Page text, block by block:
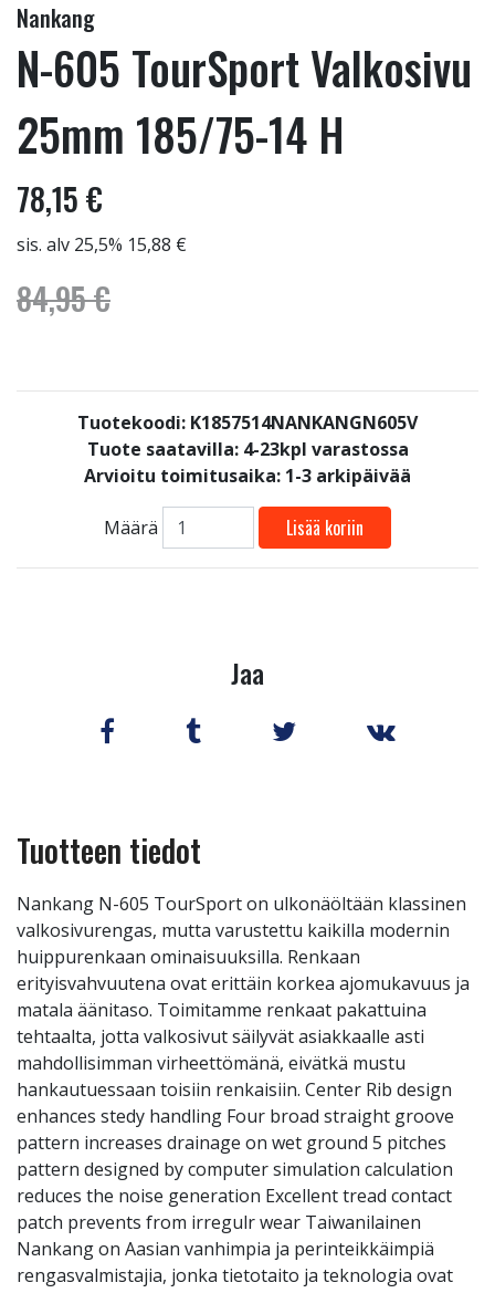
Nankang
N-605 TourSport Valkosivu
25mm 185/75-14 H
78,15 €
sis. alv 25,5% 15,88 €
84,95 €
Tuotekoodi: K1857514NANKANGN605V
Tuote saatavilla: 4-23kpl varastossa
Arvioitu toimitusaika: 1-3 arkipäivää
Määrä Lisää koriin
Jaa
Tuotteen tiedot
Nankang N-605 TourSport on ulkonäöltään klassinen
valkosivurengas, mutta varustettu kaikilla modernin
huippurenkaan ominaisuuksilla. Renkaan
erityisvahvuutena ovat erittäin korkea ajomukavuus ja
matala äänitaso. Toimitamme renkaat pakattuina
tehtaalta, jotta valkosivut säilyvät asiakkaalle asti
mahdollisimman virheettömänä, eivätkä mustu
hankautuessaan toisiin renkaisiin. Center Rib design
enhances stedy handling Four broad straight groove
pattern increases drainage on wet ground 5 pitches
pattern designed by computer simulation calculation
reduces the noise generation Excellent tread contact
patch prevents from irregulr wear Taiwanilainen
Nankang on Aasian vanhimpia ja perinteikkäimpiä
rengasvalmistajia, jonka tietotaito ja teknologia ovat